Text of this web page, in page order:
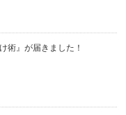
術』が届きました！